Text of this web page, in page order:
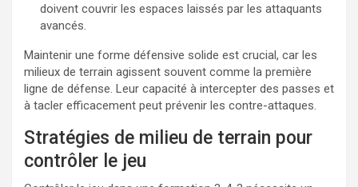
doivent couvrir les espaces laissés par les attaquants
avancés.
Maintenir une forme défensive solide est crucial, car les
milieux de terrain agissent souvent comme la première
ligne de défense. Leur capacité à intercepter des passes et
à tacler efficacement peut prévenir les contre-attaques.
Stratégies de milieu de terrain pour
contrôler le jeu